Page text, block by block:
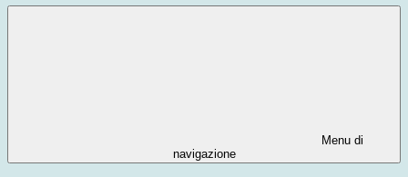
Menu di
navigazione